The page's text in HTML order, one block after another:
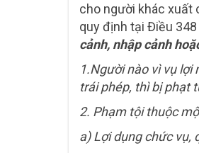
cho người khác xuất
quy định tại Điều
cảnh, nhập cảnh
1.Người nào vì vụ
trái phép, thì bị phạt
2. Phạm tội thuộc
a) Lợi dụng chức vụ,